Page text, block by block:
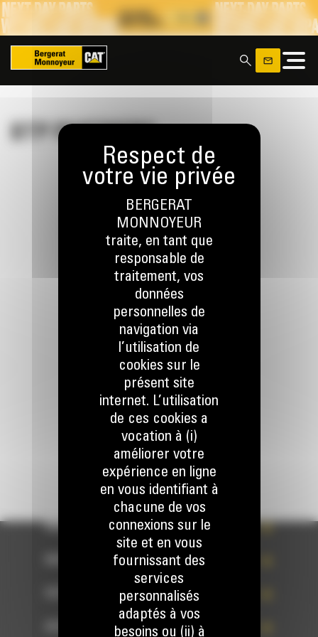
BTP PARTNERS
RESTONS EN CONTACT
Appelez-nous
078 157 767
Écrivez-nous
ENVOYER LA DEMANDE
WHAT’S NEW?
NOS RÉFÉRENCES
ACCÈS RAPIDES
Panneau de gestion des cookies
BERGERAT
MONNOYEUR
traite, en tant que
responsable de
traitement, vos
données
personnelles de
navigation via
l’utilisation de
cookies sur le
présent site
internet. L’utilisation
de ces cookies a
vocation à (i)
améliorer votre
expérience en ligne
en vous identifiant à
chacune de vos
connexions sur le
site et en vous
fournissant des
services
personnalisés
adaptés à vos
besoins ou (ii) à